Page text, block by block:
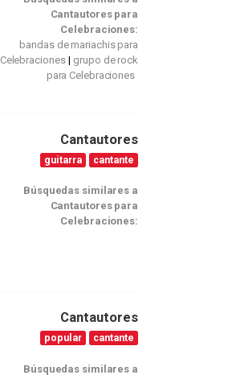
Cantautores para
Celebraciones:
bandas de mariachis para
Celebraciones
grupo de rock
para Celebraciones
Cantautores
guitarra cantante
Búsquedas similares a
Cantautores para
Celebraciones:
Cantautores
popular cantante
Búsquedas similares a